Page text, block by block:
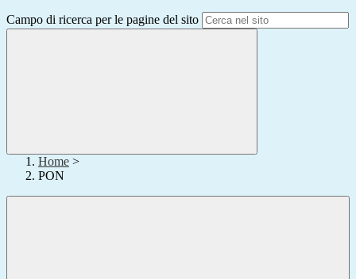
Campo di ricerca per le pagine del sito
Home >
PON